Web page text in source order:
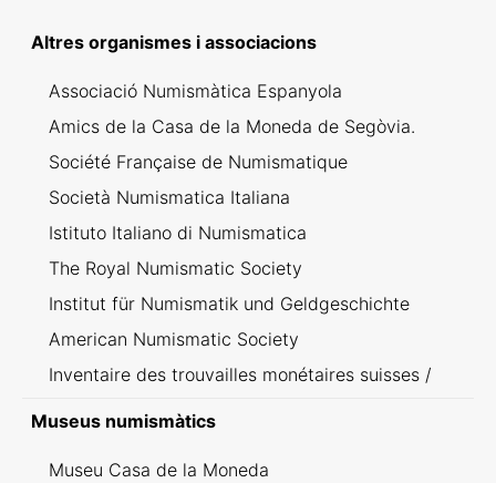
Altres organismes i associacions
Associació Numismàtica Espanyola
Amics de la Casa de la Moneda de Segòvia.
Société Française de Numismatique
Società Numismatica Italiana
Istituto Italiano di Numismatica
The Royal Numismatic Society
Institut für Numismatik und Geldgeschichte
American Numismatic Society
Inventaire des trouvailles monétaires suisses /
Museus numismàtics
Museu Casa de la Moneda